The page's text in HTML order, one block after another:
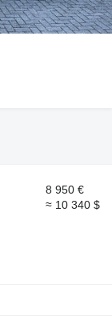
8 950 €
≈ 10 340 $